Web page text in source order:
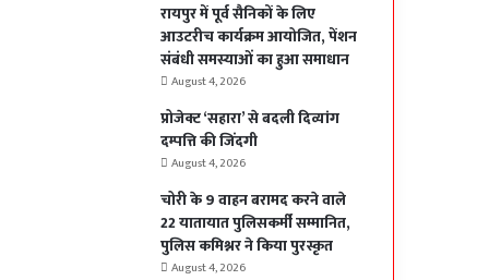
रायपुर में पूर्व सैनिकों के लिए
आउटरीच कार्यक्रम आयोजित, पेंशन
संबंधी समस्याओं का हुआ समाधान
August 4, 2026
प्रोजेक्ट ‘सहारा’ से बदली दिव्यांग
दम्पत्ति की जिंदगी
August 4, 2026
चोरी के 9 वाहन बरामद करने वाले
22 यातायात पुलिसकर्मी सम्मानित,
पुलिस कमिश्नर ने किया पुरस्कृत
August 4, 2026